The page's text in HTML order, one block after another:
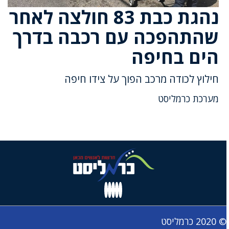
נהגת כבת 83 חולצה לאחר
שהתהפכה עם רכבה בדרך
הים בחיפה
חילוץ לכודה מרכב הפוך על צידו חיפה
מערכת כרמליסט
© 2020 כרמליסט